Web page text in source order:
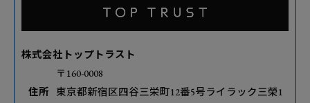
株式会社トップトラスト
住所
〒160-0008
東京都新宿区四谷三栄町12番5号ライラック三榮1